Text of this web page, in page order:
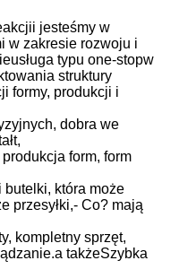
i jesteśmy w
w zakresie rozwoju i
usługa typu one-stopw
struktury
formy, produkcji i
dobra we
form, form
butelki, która może
przesyłki,- Co? mają
kompletny sprzęt,
a takżeSzybka